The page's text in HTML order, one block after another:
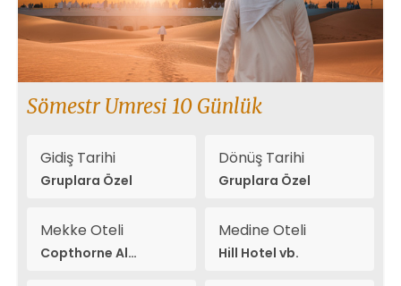
Sömestr Umresi 10 Günlük
Gidiş Tarihi
Gruplara Özel
Dönüş Tarihi
Gruplara Özel
Mekke Oteli
Copthorne Al
Medine Oteli
Hill Hotel vb.